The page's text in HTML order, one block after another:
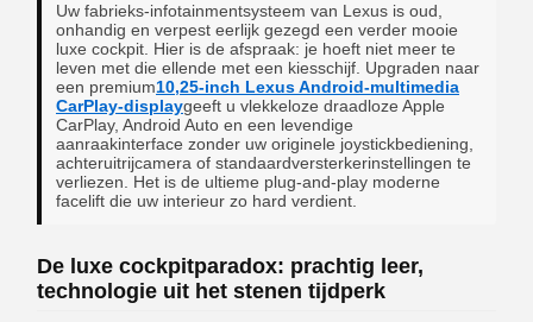
Uw fabrieks-infotainmentsysteem van Lexus is oud,
onhandig en verpest eerlijk gezegd een verder mooie
luxe cockpit. Hier is de afspraak: je hoeft niet meer te
leven met die ellende met een kiesschijf. Upgraden naar
een premium10,25-inch Lexus Android-multimedia
CarPlay-displaygeeft u vlekkeloze draadloze Apple
CarPlay, Android Auto en een levendige
aanraakinterface zonder uw originele joystickbediening,
achteruitrijcamera of standaardversterkerinstellingen te
verliezen. Het is de ultieme plug-and-play moderne
facelift die uw interieur zo hard verdient.
De luxe cockpitparadox: prachtig leer,
technologie uit het stenen tijdperk